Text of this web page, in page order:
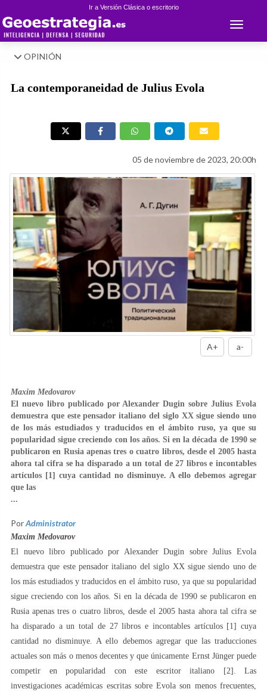
Ir a Versión Clásica o escritorio
Toggle
OPINIÓN
La contemporaneidad de Julius Evola
05 de noviembre de 2023, 20:00h
A+ a-
Maxim Medovarov
El nuevo libro publicado por Alexander Dugin sobre Julius Evola
demuestra que este pensador italiano del siglo XX sigue siendo uno
de los más estudiados y traducidos en el ámbito ruso, ya que su
popularidad sigue creciendo con los años. Si en la década de 1990 se
publicaron en Rusia apenas tres o cuatro libros, desde el 2005 hasta
ahora tal cifra se ha disparado a un total de 27 libros e incontables
artículos [1] cuya cantidad no disminuye. A ello debemos agregar
que las
...
PorAdministrator
Maxim Medovarov
El nuevo libro publicado por Alexander Dugin sobre Julius Evola
demuestra que este pensador italiano del siglo XX sigue siendo uno de
los más estudiados y traducidos en el ámbito ruso, ya que su popularidad
sigue creciendo con los años. Si en la década de 1990 se publicaron en
Rusia apenas tres o cuatro libros, desde el 2005 hasta ahora tal cifra se
ha disparado a un total de 27 libros e incontables artículos [1] cuya
cantidad no disminuye. A ello debemos agregar que las traducciones
actuales son más o menos decentes y que únicamente Ernst Jünger puede
competir en popularidad con este escritor italiano [2]. Las
investigaciones académicas escritas sobre Evola son menos frecuentes,